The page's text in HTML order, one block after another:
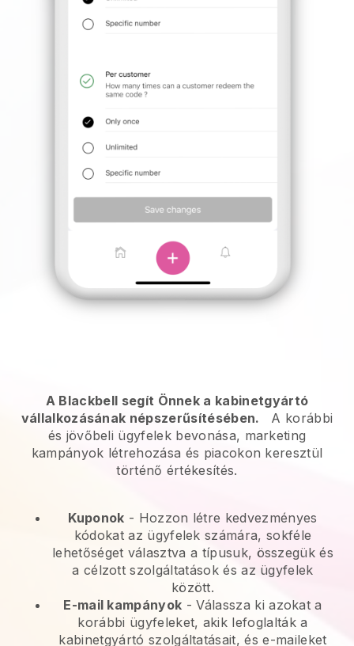
A Blackbell segít Önnek a kabinetgyártó
vállalkozásának népszerűsítésében.
A korábbi
és jövőbeli ügyfelek bevonása, marketing
kampányok létrehozása és piacokon keresztül
történő értékesítés.
Kuponok - Hozzon létre kedvezményes
kódokat az ügyfelek számára, sokféle
lehetőséget választva a típusuk, összegük és
a célzott szolgáltatások és az ügyfelek
között.
E-mail kampányok -Válassza ki azokat a
korábbi ügyfeleket, akik lefoglalták a
kabinetgyártó szolgáltatásait, és e-maileket